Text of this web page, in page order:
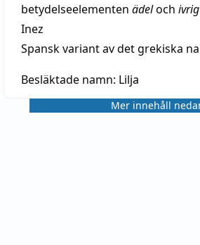
betydelseelementen ädeloch ivrig
Inez
Spansk variant av det grekiska
Besläktade namn: Lilja
Mer innehåll